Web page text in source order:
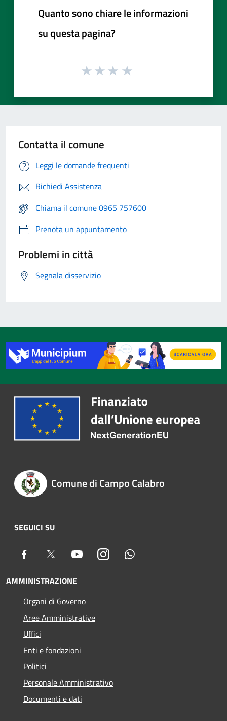
Quanto sono chiare le informazioni
su questa pagina?
Contatta il comune
Leggi le domande frequenti
Richiedi Assistenza
Chiama il comune 0965 757600
Prenota un appuntamento
Problemi in città
Segnala disservizio
Comune di Campo Calabro
SEGUICI SU
Facebook Twitter YoutubeInstagram
AMMINISTRAZIONE
Organi di Governo
Aree Amministrative
Uffici
Enti e fondazioni
Politici
Personale Amministrativo
Documenti e dati